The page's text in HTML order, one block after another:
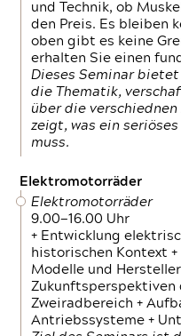
und Technik, ob
den Preis. Es bleiben
oben gibt es keine
erhalten Sie einen
Dieses Seminar
die Thematik,
über die
zeigt, was ein
muss.
Elektromotorräder
Elektromotorräder
9.00—16.00 Uhr
+ Entwicklung
historischen Kontext
Modelle und Hersteller
Zweiradbereich +
Antriebssysteme +